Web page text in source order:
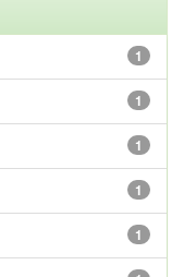
1
1
1
1
1